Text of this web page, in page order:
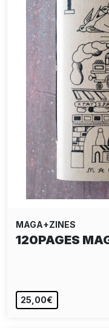
MAGA+ZINES
120PAGES
25,00€